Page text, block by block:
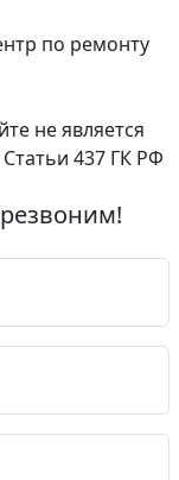
по ремонту
не является
437 ГК РФ